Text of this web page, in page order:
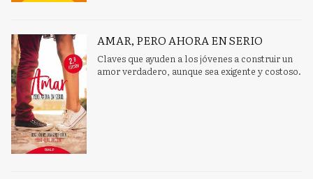
AMAR, PERO AHORA EN SERIO
Claves que ayuden a los jóvenes a construir un
amor verdadero, aunque sea exigente y costoso.